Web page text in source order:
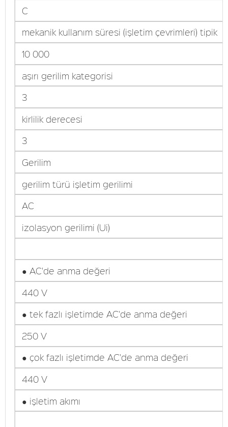
C
mekanik kullanım süresi (işletim çevrimleri) tipik
10 000
aşırı gerilim kategorisi
3
kirlilik derecesi
3
Gerilim
gerilim türü işletim gerilimi
AC
izolasyon gerilimi (Ui)
● AC'de anma değeri
440 V
● tek fazlı işletimde AC'de anma değeri
250 V
● çok fazlı işletimde AC'de anma değeri
440 V
● işletim akımı